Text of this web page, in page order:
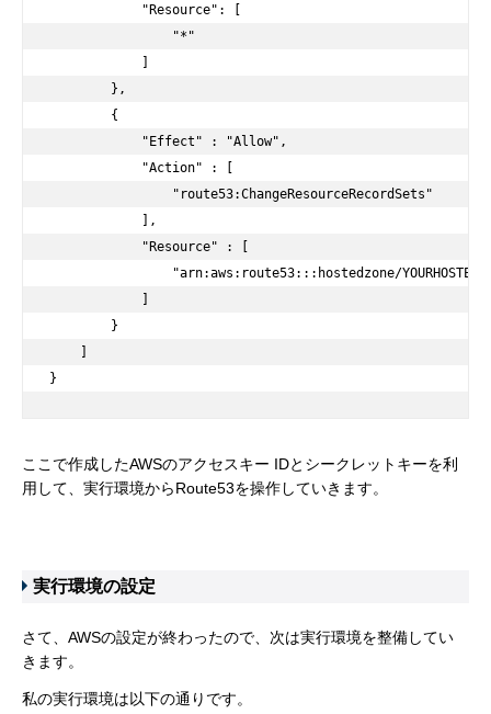
            "Resource": [
                "*"
        },
        {
            "Effect" : "Allow",
            "Action" : [
                "route53:ChangeResourceRecordSets"
            ],
            "Resource" : [
"arn:aws:route53:::hostedzone/
        }
}
ここで作成したAWSのアクセスキー IDとシークレットキーを利
用して、実行環境からRoute53を操作していきます。
実行環境の設定
さて、AWSの設定が終わったので、次は実行環境を整備してい
きます。
私の実行環境は以下の通りです。